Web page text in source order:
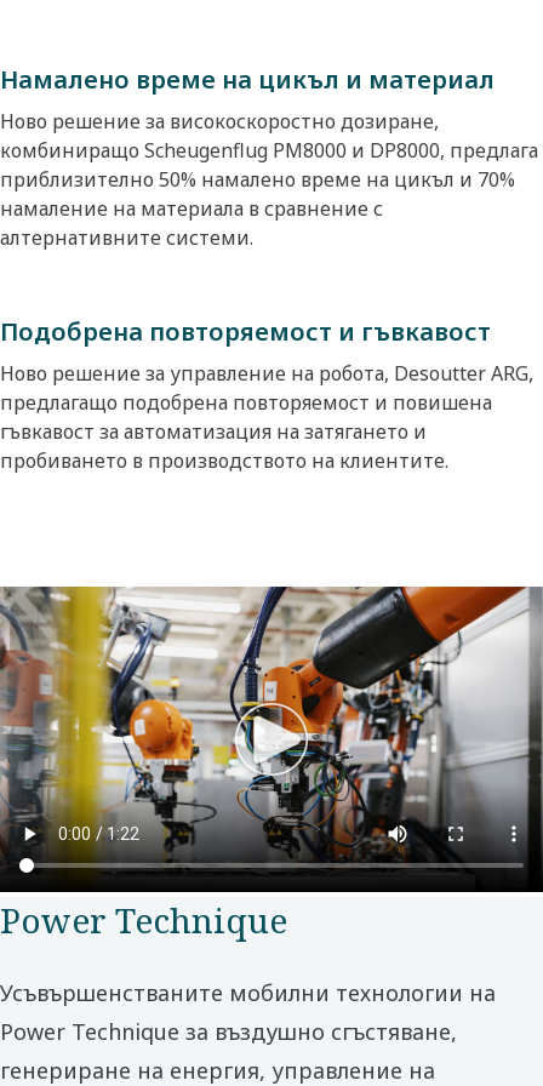
Намалено време на цикъл и материал
Ново решение за високоскоростно дозиране,
комбиниращо Scheugenflug PM8000 и DP8000, предлага
приблизително 50% намалено време на цикъл и 70%
намаление на материала в сравнение с
алтернативните системи.
Подобрена повторяемост и гъвкавост
Ново решение за управление на робота, Desoutter ARG,
предлагащо подобрена повторяемост и повишена
гъвкавост за автоматизация на затягането и
пробиването в производството на клиентите.
Power Technique
Усъвършенстваните мобилни технологии на
Power Technique за въздушно сгъстяване,
генериране на енергия, управление на